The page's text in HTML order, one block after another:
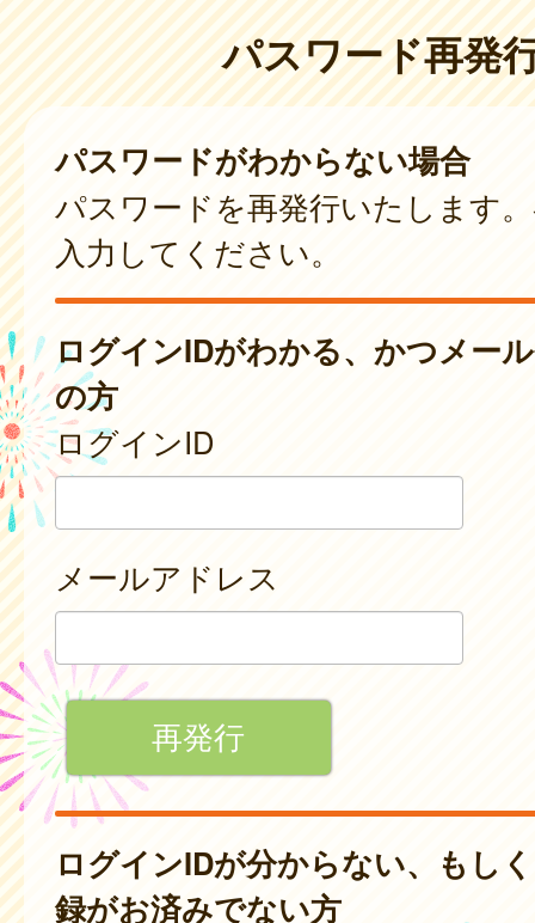
パスワード再発
パスワードがわからない場合
パスワードを再発行いたします
入力してください。
ログインIDがわかる、かつメー
の方
ログインID
メールアドレス
ログインIDが分からない、もし
録がお済みでない方